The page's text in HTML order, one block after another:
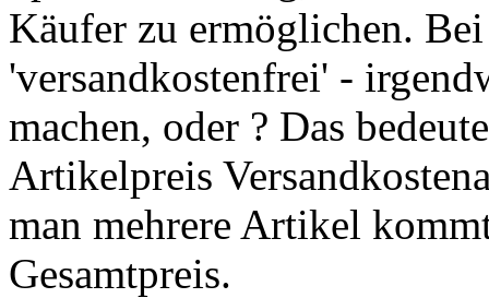
Käufer zu ermöglichen.
'versandkostenfrei' -
machen, oder ? Das
Artikelpreis
man mehrere Artikel
Gesamtpreis.